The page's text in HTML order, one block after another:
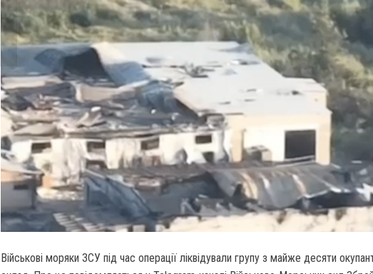
Військові моряки ЗСУ під час операції ліквідували групу з майже десяти